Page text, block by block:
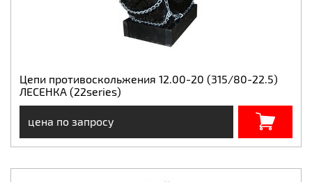
Цепи противоскольжения 12.00-20 (315/80-22.5)
ЛЕСЕНКА (22series)
цена по запросу